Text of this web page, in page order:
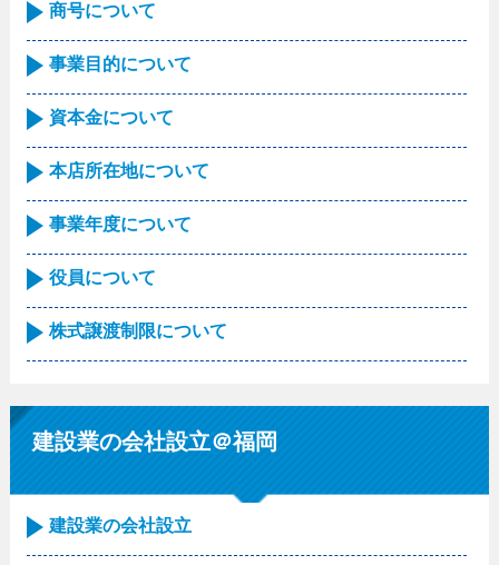
商号について
事業目的について
資本金について
本店所在地について
事業年度について
役員について
株式譲渡制限について
建設業の会社設立＠福岡
建設業の会社設立